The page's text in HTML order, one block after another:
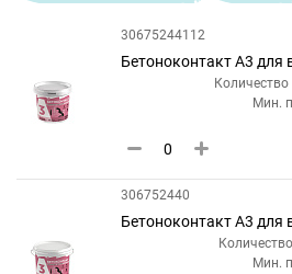
30675244112
Бетоноконтакт А3 для
Количество
Мин.
306752440
Бетоноконтакт А3 для
Мин.